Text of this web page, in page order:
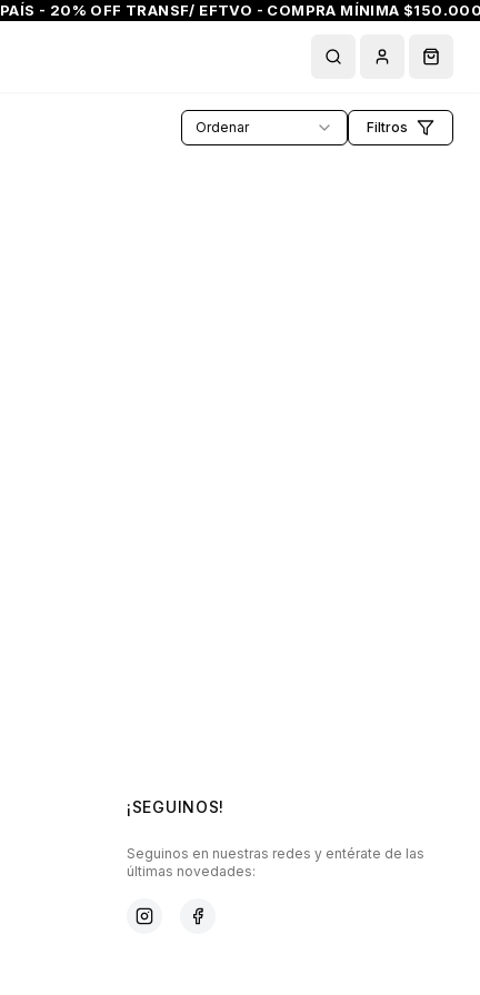
- 20% OFF TRANSF/ EFTVO - COMPRA MÍNIMA
BuscarCuenta
Ordenar Filtros
¡SEGUINOS!
Seguinos en nuestras redes y entérate de las
últimas novedades: